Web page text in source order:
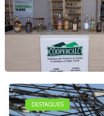
DESTAQUES